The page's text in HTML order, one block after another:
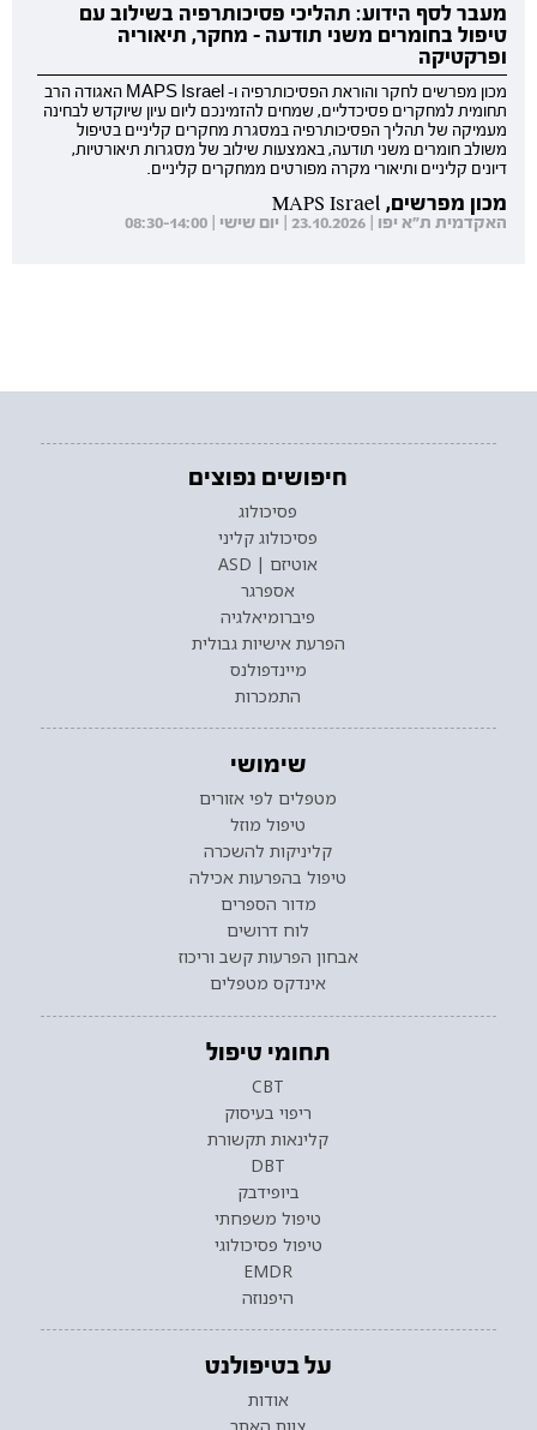
מעבר לסף הידוע: תהליכי פסיכותרפיה בשילוב עם
טיפול בחומרים משני תודעה - מחקר, תיאוריה
ופרקטיקה
מכון מפרשים לחקר והוראת הפסיכותרפיה ו- MAPS Israel האגודה הרב
תחומית למחקרים פסיכדליים, שמחים להזמינכם ליום עיון שיוקדש לבחינה
מעמיקה של תהליך הפסיכותרפיה במסגרת מחקרים קליניים בטיפול
משולב חומרים משני תודעה, באמצעות שילוב של מסגרות תיאורטיות,
דיונים קליניים ותיאורי מקרה מפורטים ממחקרים קליניים.
מכון מפרשים, MAPS Israel
האקדמית ת"א יפו | 23.10.2026 | יום שישי | 08:30-14:00
חיפושים נפוצים
פסיכולוג
פסיכולוג קליני
אוטיזם | ASD
אספרגר
פיברומיאלגיה
הפרעת אישיות גבולית
מיינדפולנס
התמכרות
שימושי
מטפלים לפי אזורים
טיפול מוזל
קליניקות להשכרה
טיפול בהפרעות אכילה
מדור הספרים
לוח דרושים
אבחון הפרעות קשב וריכוז
אינדקס מטפלים
תחומי טיפול
CBT
ריפוי בעיסוק
קלינאות תקשורת
DBT
ביופידבק
טיפול משפחתי
טיפול פסיכולוגי
EMDR
היפנוזה
על בטיפולנט
אודות